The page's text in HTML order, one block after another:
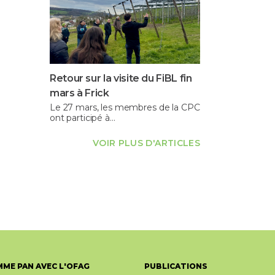
Retour sur la visite du FiBL fin
mars à Frick
Le 27 mars, les membres de la CPC
ont participé à…
VOIR PLUS D'ARTICLES
PAN AVEC L'OFAG PUBLICATIONS